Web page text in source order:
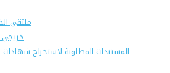
ملتقى
خريجى
المستندات المطلوبة لاستخراج شهادات